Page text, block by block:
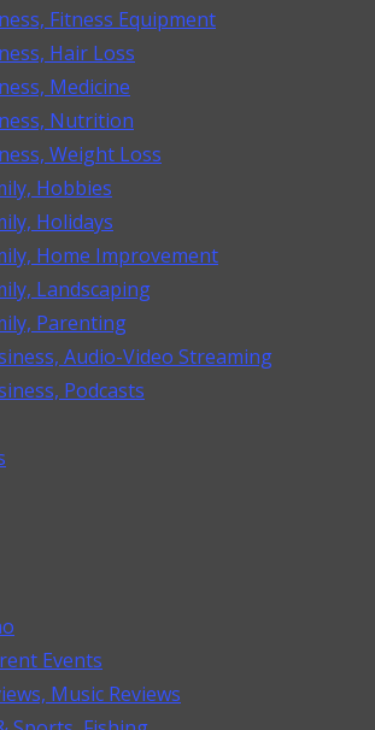
Fitness Equipment
Hair Loss
Medicine
Nutrition
Weight Loss
Hobbies
Holidays
Home Improvement
Landscaping
Parenting
Audio-Video Streaming
Podcasts
Events
Music Reviews